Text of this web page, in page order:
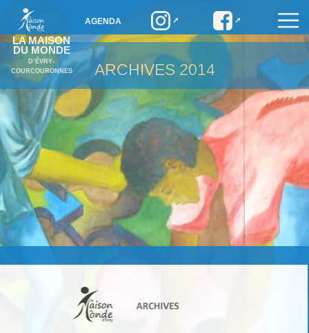
LA MAISON
DU MONDE
D’ÉVRY-
COURCOURONNES
AGENDA
ARCHIVES 2014